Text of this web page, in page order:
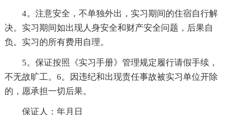
4。注意安全，不单独外出，实习期间的住宿自行解
决。实习期间如出现人身安全和财产安全问题，后果自
负。实习的所有费用自理。
5。保证按照《实习手册》管理规定履行请假手续，
不无故旷工。6。因违纪和出现责任事故被实习单位开除
的，愿承担一切后果。
保证人：年月日